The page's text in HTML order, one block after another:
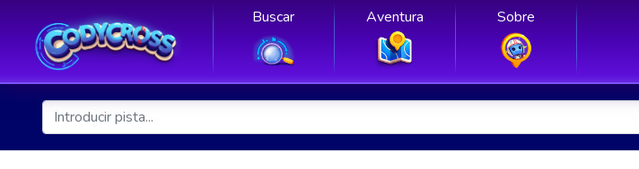
Buscar Aventura Sobre